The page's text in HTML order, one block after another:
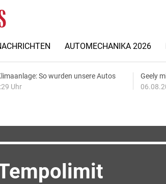
AUTOMECHANIKA 2026
So wurden unsere Autos
Uhr
Geely